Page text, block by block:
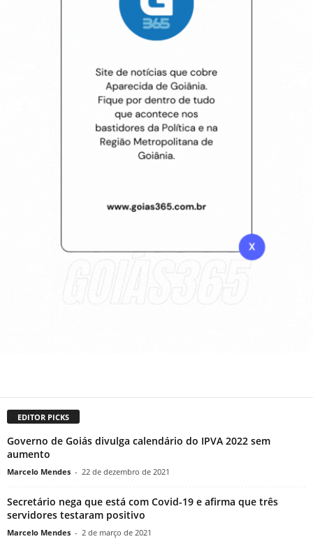
EDITOR PICKS
Governo de Goiás divulga calendário do IPVA 2022 sem
aumento
Marcelo Mendes - 22 de dezembro de 2021
Secretário nega que está com Covid-19 e afirma que três
servidores testaram positivo
Marcelo Mendes - 2 de março de 2021